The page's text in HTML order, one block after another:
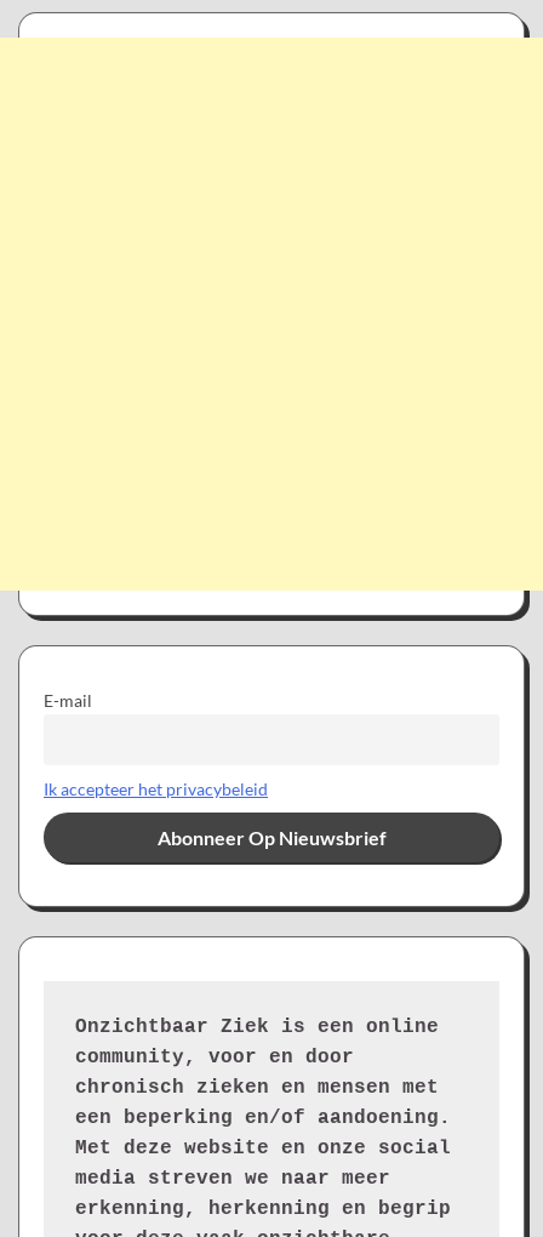
E-mail
Ik accepteer het privacybeleid
Onzichtbaar Ziek is een online
community, voor en door
chronisch zieken en mensen met
een beperking en/of aandoening.
Met deze website en onze social
media streven we naar meer
erkenning, herkenning en begrip